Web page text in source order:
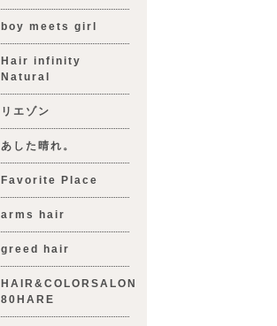
boy meets girl
Hair infinity
Natural
リエゾン
あした晴れ。
Favorite Place
arms hair
greed hair
HAIR&COLORSALON
80HARE